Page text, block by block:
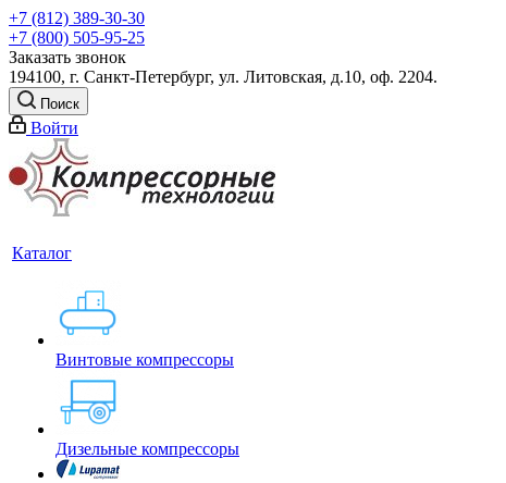
+7 (812) 389-30-30
+7 (800) 505-95-25
Заказать звонок
194100, г. Санкт-Петербург, ул. Литовская, д.10, оф. 2204.
Поиск
Войти
Каталог
Винтовые компрессоры
Дизельные компрессоры